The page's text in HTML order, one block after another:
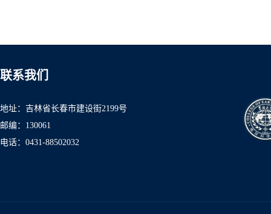
联系我们
地址：吉林省长春市建设街2199号
邮编：130061
电话：0431-88502032